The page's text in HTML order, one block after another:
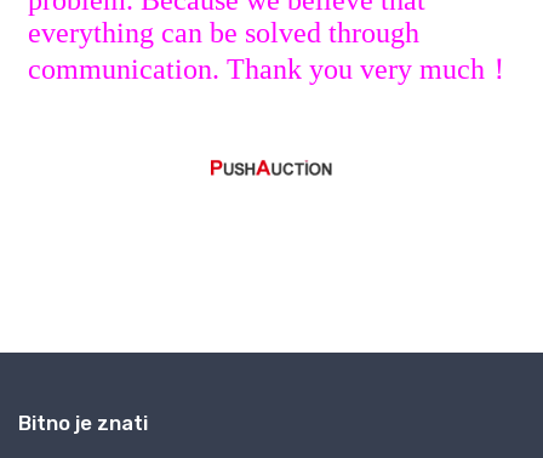
Bitno je znati